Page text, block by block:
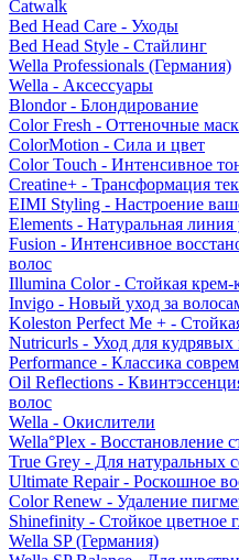
Catwalk
Bed Head Care - Уходы
Bed Head Style - Стайлинг
Wella Professionals (Германия)
Wella - Аксессуары
Blondor - Блондирование
Color Fresh - Оттеночные
ColorMotion - Сила и цвет
Color Touch - Интенсивное
Creatine+ - Трансформация
EIMI Styling - Настроение
Elements - Натуральная линия
Fusion - Интенсивное
волос
Illumina Color - Стойкая крем-
Invigo - Новый уход за
Koleston Perfect Me + -
Nutricurls - Уход для
Performance - Классика
Oil Reflections -
волос
Wella - Окислители
Wella°Plex - Восстановление
True Grey - Для натуральных
Ultimate Repair - Роскошное
Color Renew - Удаление
Shinefinity - Стойкое цветное
Wella SP (Германия)